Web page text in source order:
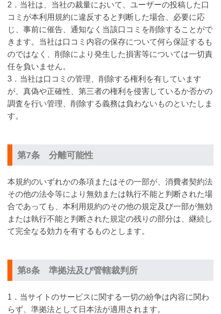
2．当社は、当社の裁量において、ユーザーの投稿した口
コミが本利用規約に違反すると判断した場合、必要に応
じ、事前に催告、通知なく当該口コミを削除することがで
きます。当社は口コミ内容の保存について何ら保証するも
のではなく、削除により発生した損害等については一切責
任を負いません。
3．当社は口コミの管理、削除する権利を有しています
が、真偽や正確性、第三者の権利を侵害しているか否かの
調査を行い管理、削除する義務は負わないものといたしま
す。
第7条 分離可能性
本規約のいずれかの条項またはその一部が、消費者契約法
その他の法令等により無効または執行不能と判断された場
合であっても、本利用規約のその他の規定及び一部が無効
または執行不能と判断された規定の残りの部分は、継続し
て完全なる効力を有するものとします。
第8条 準拠法及び管轄裁判所
1．当サイトのサービスに関する一切の紛争は内容に関わ
らず、準拠法として日本法が適用されます。